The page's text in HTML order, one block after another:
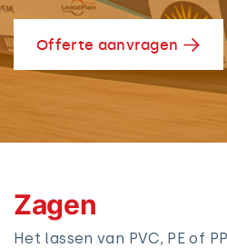
Offerte aanvragen
Zagen
Het lassen van PVC, PE of